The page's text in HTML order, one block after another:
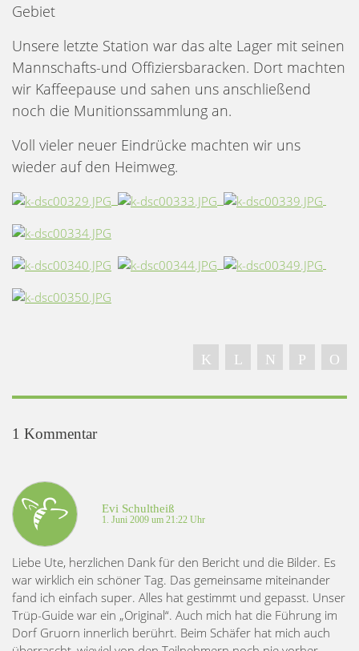
Gebiet
Unsere letzte Station war das alte Lager mit seinen
Mannschafts-und Offiziersbaracken. Dort machten
wir Kaffeepause und sahen uns anschließend
noch die Munitionssammlung an.
Voll vieler neuer Eindrücke machten wir uns
wieder auf den Heimweg.
1 Kommentar
Evi Schultheiß
1. Juni 2009 um 21:22 Uhr
Liebe Ute, herzlichen Dank für den Bericht und die Bilder. Es
war wirklich ein schöner Tag. Das gemeinsame miteinander
fand ich einfach super. Alles hat gestimmt und gepasst. Unser
Trüp-Guide war ein „Original“. Auch mich hat die Führung im
Dorf Gruorn innerlich berührt. Beim Schäfer hat mich auch